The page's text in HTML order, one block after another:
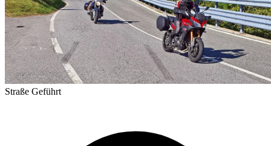
Straße Geführt